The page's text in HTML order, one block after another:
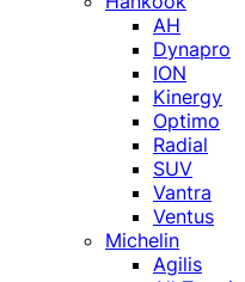
AH
Dynapro
ION
Kinergy
Optimo
Radial
SUV
Vantra
Ventus
Michelin
Agilis